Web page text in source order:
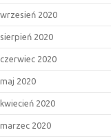
wrzesień 2020
sierpień 2020
czerwiec 2020
maj 2020
kwiecień 2020
marzec 2020